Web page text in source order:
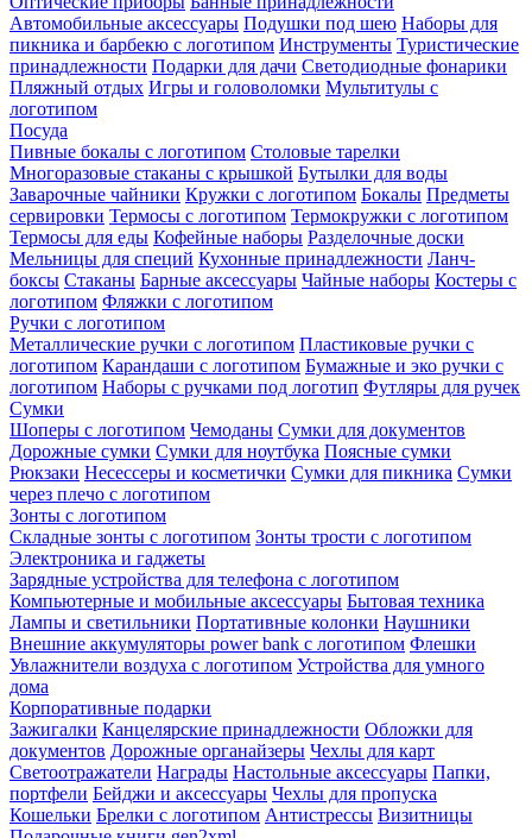
Автомобильные аксессуары Подушки под шею Наборы для
пикника и барбекю с логотипом Инструменты Туристические
принадлежности Подарки для дачи Светодиодные фонарики
Пляжный отдых Игры и головоломки Мультитулы с
логотипом
Посуда
Пивные бокалы с логотипом Столовые тарелки
Многоразовые стаканы с крышкой Бутылки для воды
Заварочные чайники Кружки с логотипом Бокалы Предметы
сервировки Термосы с логотипом Термокружки с логотипом
Термосы для еды Кофейные наборы Разделочные доски
Мельницы для специй Кухонные принадлежности Ланч-
боксы Стаканы Барные аксессуары Чайные наборы Костеры с
логотипом Фляжки с логотипом
Ручки с логотипом
Металлические ручки с логотипом Пластиковые ручки с
логотипом Карандаши с логотипом Бумажные и эко ручки с
логотипом Наборы с ручками под логотип Футляры для ручек
Сумки
Шоперы с логотипом Чемоданы Сумки для документов
Дорожные сумки Сумки для ноутбука Поясные сумки
Рюкзаки Несессеры и косметички Сумки для пикника Сумки
через плечо с логотипом
Зонты с логотипом
Складные зонты с логотипом Зонты трости с логотипом
Электроника и гаджеты
Зарядные устройства для телефона с логотипом
Компьютерные и мобильные аксессуары Бытовая техника
Лампы и светильники Портативные колонки Наушники
Внешние аккумуляторы power bank с логотипом Флешки
Увлажнители воздуха с логотипом Устройства для умного
дома
Корпоративные подарки
Зажигалки Канцелярские принадлежности Обложки для
документов Дорожные органайзеры Чехлы для карт
Светоотражатели Награды Настольные аксессуары Папки,
портфели Бейджи и аксессуары Чехлы для пропуска
Кошельки Брелки с логотипом Антистрессы Визитницы